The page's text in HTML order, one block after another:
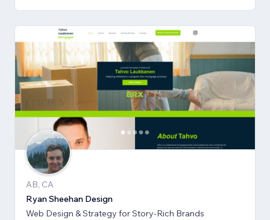
AB, CA
Ryan Sheehan Design
Web Design & Strategy for Story-Rich Brands